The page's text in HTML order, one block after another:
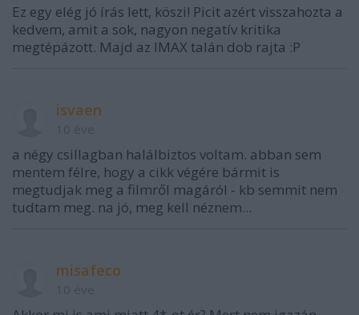
Ez egy elég jó írás lett, köszi! Picit azért visszahozta a
kedvem, amit a sok, nagyon negatív kritika
megtépázott. Majd az IMAX talán dob rajta :P
isvaen
a négy csillagban halálbiztos voltam. abban sem
mentem félre, hogy a cikk végére bármit is
megtudjak meg a filmről magáról - kb semmit nem
tudtam meg. na jó, meg kell néznem...
misafeco